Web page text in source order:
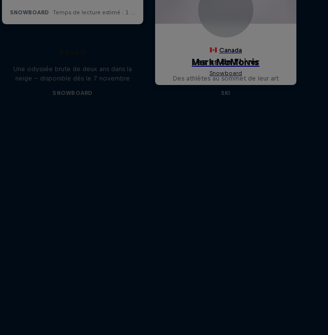
Une odyssée brute de deux ans dans la
neige – disponible dès le 7 novembre
SNOWBOARD
Les as de l’hiver
Des athlètes au sommet de leur art
SKI